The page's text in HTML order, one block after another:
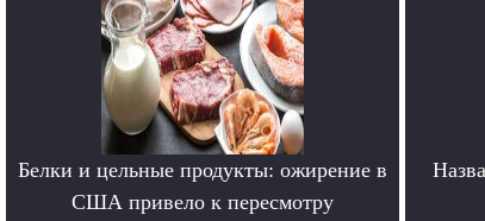
Белки и цельные продукты: ожирение в
США привело к пересмотру